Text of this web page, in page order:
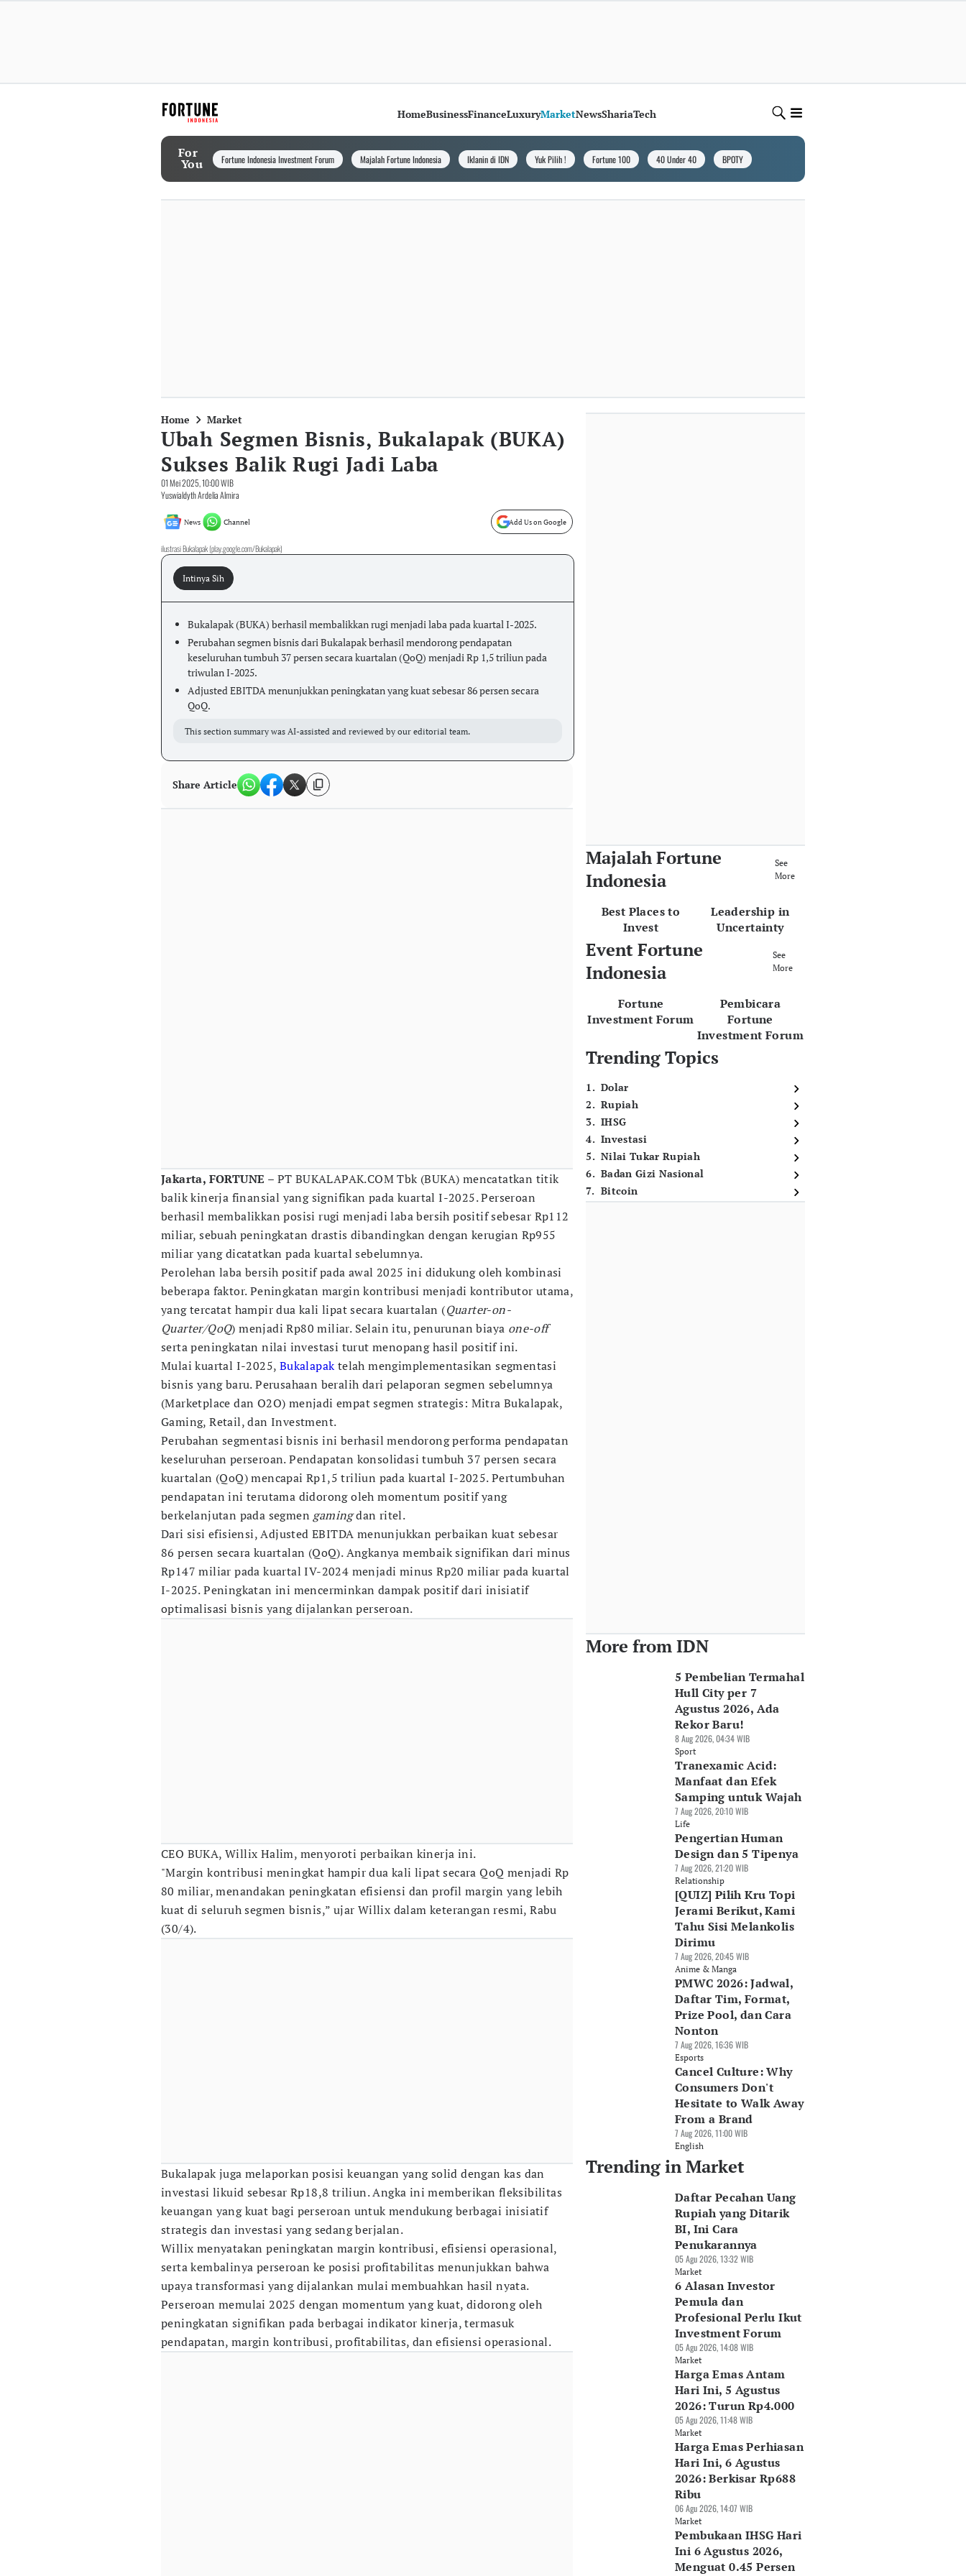
HomeBusinessFinanceLuxuryMarketNewsShariaTech
For
You Fortune Indonesia Investment Forum Majalah Fortune Indonesia Iklanin di IDN Yuk Pilih ! Fortune 100 40 Under 40 BPOTY
Home Market
Ubah Segmen Bisnis, Bukalapak (BUKA)
Sukses Balik Rugi Jadi Laba
01 Mei 2025, 10:00 WIB
Yuswialdyth Ardelia Almira
News Channel Add Us on Google
ilustrasi Bukalapak (play.google.com/Bukalapak)
Intinya Sih
Bukalapak (BUKA) berhasil membalikkan rugi menjadi laba pada kuartal I-2025.
Perubahan segmen bisnis dari Bukalapak berhasil mendorong pendapatan
keseluruhan tumbuh 37 persen secara kuartalan (QoQ) menjadi Rp 1,5 triliun pada
triwulan I-2025.
Adjusted EBITDA menunjukkan peningkatan yang kuat sebesar 86 persen secara
QoQ.
This section summary was AI-assisted and reviewed by our editorial team.
Share Article
Jakarta, FORTUNE – PT BUKALAPAK.COM Tbk (BUKA) mencatatkan titik
balik kinerja finansial yang signifikan pada kuartal I-2025. Perseroan
berhasil membalikkan posisi rugi menjadi laba bersih positif sebesar Rp112
miliar, sebuah peningkatan drastis dibandingkan dengan kerugian Rp955
miliar yang dicatatkan pada kuartal sebelumnya.
Perolehan laba bersih positif pada awal 2025 ini didukung oleh kombinasi
beberapa faktor. Peningkatan margin kontribusi menjadi kontributor utama,
yang tercatat hampir dua kali lipat secara kuartalan (Quarter-on-
Quarter/QoQ) menjadi Rp80 miliar. Selain itu, penurunan biaya one-off
serta peningkatan nilai investasi turut menopang hasil positif ini.
Mulai kuartal I-2025, Bukalapaktelah mengimplementasikan segmentasi
bisnis yang baru. Perusahaan beralih dari pelaporan segmen sebelumnya
(Marketplace dan O2O) menjadi empat segmen strategis: Mitra Bukalapak,
Gaming, Retail, dan Investment.
Perubahan segmentasi bisnis ini berhasil mendorong performa pendapatan
keseluruhan perseroan. Pendapatan konsolidasi tumbuh 37 persen secara
kuartalan (QoQ) mencapai Rp1,5 triliun pada kuartal I-2025. Pertumbuhan
pendapatan ini terutama didorong oleh momentum positif yang
berkelanjutan pada segmen gamingdan ritel.
Dari sisi efisiensi, Adjusted EBITDA menunjukkan perbaikan kuat sebesar
86 persen secara kuartalan (QoQ). Angkanya membaik signifikan dari minus
Rp147 miliar pada kuartal IV-2024 menjadi minus Rp20 miliar pada kuartal
I-2025. Peningkatan ini mencerminkan dampak positif dari inisiatif
optimalisasi bisnis yang dijalankan perseroan.
CEO BUKA, Willix Halim, menyoroti perbaikan kinerja ini.
"Margin kontribusi meningkat hampir dua kali lipat secara QoQ menjadi Rp
80 miliar, menandakan peningkatan efisiensi dan profil margin yang lebih
kuat di seluruh segmen bisnis,” ujar Willix dalam keterangan resmi, Rabu
(30/4).
Bukalapak juga melaporkan posisi keuangan yang solid dengan kas dan
investasi likuid sebesar Rp18,8 triliun. Angka ini memberikan fleksibilitas
keuangan yang kuat bagi perseroan untuk mendukung berbagai inisiatif
strategis dan investasi yang sedang berjalan.
Willix menyatakan peningkatan margin kontribusi, efisiensi operasional,
serta kembalinya perseroan ke posisi profitabilitas menunjukkan bahwa
upaya transformasi yang dijalankan mulai membuahkan hasil nyata.
Perseroan memulai 2025 dengan momentum yang kuat, didorong oleh
peningkatan signifikan pada berbagai indikator kinerja, termasuk
pendapatan, margin kontribusi, profitabilitas, dan efisiensi operasional.
Majalah Fortune
Indonesia
See
More
Best Places to
Invest
Leadership in
Uncertainty
Event Fortune
Indonesia
See
More
Fortune
Investment Forum
Pembicara
Fortune
Investment Forum
Trending Topics
1. Dolar
2. Rupiah
3. IHSG
4. Investasi
5. Nilai Tukar Rupiah
6. Badan Gizi Nasional
7. Bitcoin
More from IDN
5 Pembelian Termahal
Hull City per 7
Agustus 2026, Ada
Rekor Baru!
8 Aug 2026, 04:34 WIB
Sport
Tranexamic Acid:
Manfaat dan Efek
Samping untuk Wajah
7 Aug 2026, 20:10 WIB
Life
Pengertian Human
Design dan 5 Tipenya
7 Aug 2026, 21:20 WIB
Relationship
[QUIZ] Pilih Kru Topi
Jerami Berikut, Kami
Tahu Sisi Melankolis
Dirimu
7 Aug 2026, 20:45 WIB
Anime & Manga
PMWC 2026: Jadwal,
Daftar Tim, Format,
Prize Pool, dan Cara
Nonton
7 Aug 2026, 16:36 WIB
Esports
Cancel Culture: Why
Consumers Don't
Hesitate to Walk Away
From a Brand
7 Aug 2026, 11:00 WIB
English
Trending in Market
Daftar Pecahan Uang
Rupiah yang Ditarik
BI, Ini Cara
Penukarannya
05 Agu 2026, 13:32 WIB
Market
6 Alasan Investor
Pemula dan
Profesional Perlu Ikut
Investment Forum
05 Agu 2026, 14:08 WIB
Market
Harga Emas Antam
Hari Ini, 5 Agustus
2026: Turun Rp4.000
05 Agu 2026, 11:48 WIB
Market
Harga Emas Perhiasan
Hari Ini, 6 Agustus
2026: Berkisar Rp688
Ribu
06 Agu 2026, 14:07 WIB
Market
Pembukaan IHSG Hari
Ini 6 Agustus 2026,
Menguat 0.45 Persen